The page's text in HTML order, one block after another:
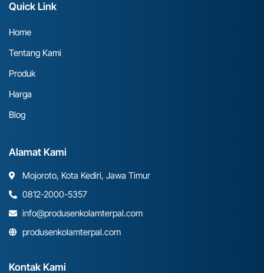
Quick Link
Home
Tentang Kami
Produk
Harga
Blog
Alamat Kami
Mojoroto, Kota Kediri, Jawa Timur
0812-2000-5357
info@produsenkolamterpal.com
produsenkolamterpal.com
Kontak Kami